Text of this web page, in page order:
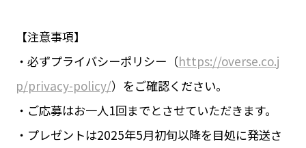
【注意事項】
・必ずプライバシーポリシー（https://overse.co.j
p/privacy-policy/）をご確認ください。
・ご応募はお一人1回までとさせていただきます。
・プレゼントは2025年5月初旬以降を目処に発送さ